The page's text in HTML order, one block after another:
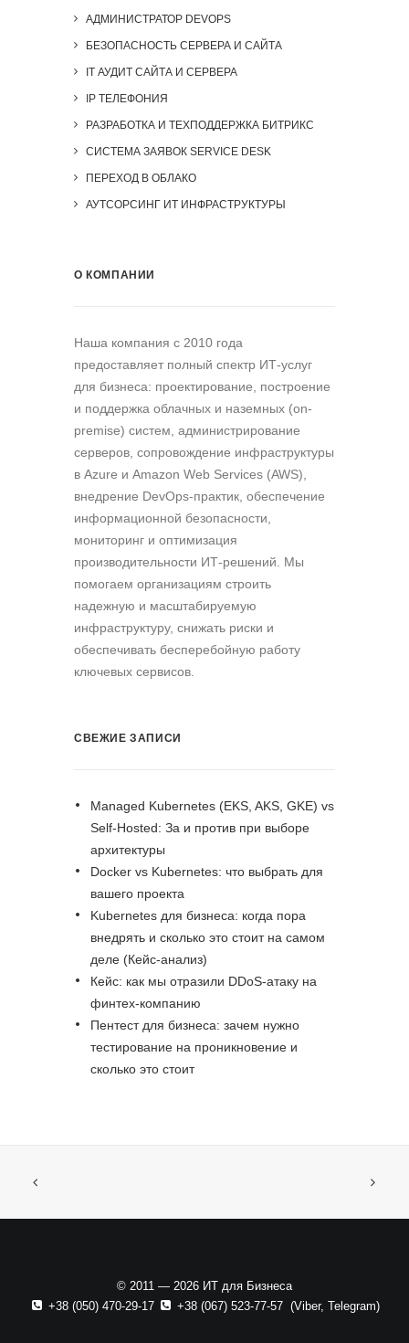
АДМИНИСТРАТОР DEVOPS
БЕЗОПАСНОСТЬ СЕРВЕРА И САЙТА
IT АУДИТ САЙТА И СЕРВЕРА
IP ТЕЛЕФОНИЯ
РАЗРАБОТКА И ТЕХПОДДЕРЖКА БИТРИКС
СИСТЕМА ЗАЯВОК SERVICE DESK
ПЕРЕХОД В ОБЛАКО
АУТСОРСИНГ ИТ ИНФРАСТРУКТУРЫ
О КОМПАНИИ
Наша компания c 2010 года
предоставляет полный спектр ИТ-услуг
для бизнеса: проектирование, построение
и поддержка облачных и наземных (on-
premise) систем, администрирование
серверов, сопровождение инфраструктуры
в Azure и Amazon Web Services (AWS),
внедрение DevOps-практик, обеспечение
информационной безопасности,
мониторинг и оптимизация
производительности ИТ-решений. Мы
помогаем организациям строить
надежную и масштабируемую
инфраструктуру, снижать риски и
обеспечивать бесперебойную работу
ключевых сервисов.
СВЕЖИЕ ЗАПИСИ
Managed Kubernetes (EKS, AKS, GKE) vs
Self-Hosted: За и против при выборе
архитектуры
Docker vs Kubernetes: что выбрать для
вашего проекта
Kubernetes для бизнеса: когда пора
внедрять и сколько это стоит на самом
деле (Кейс-анализ)
Кейс: как мы отразили DDoS-атаку на
финтех-компанию
Пентест для бизнеса: зачем нужно
тестирование на проникновение и
сколько это стоит
© 2011 — 2026 ИТ для Бизнеса
+38 (050) 470-29-17
+38 (067) 523-77-57(Viber, Telegram)